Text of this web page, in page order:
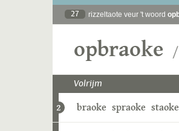
27 rizzeltaote veur 't woord
opbraoke /
Volrijm
2 braoke spraoke staoke